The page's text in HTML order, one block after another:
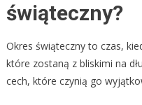
świąteczny?
Okres świąteczny to czas,
które zostaną z bliskimi na
cech, które czynią go